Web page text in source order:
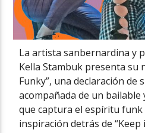
La artista sanbernardina y
Kella Stambuk presenta su
Funky”, una declaración de
acompañada de un
que captura el espíritu funk
inspiración detrás de “Keep